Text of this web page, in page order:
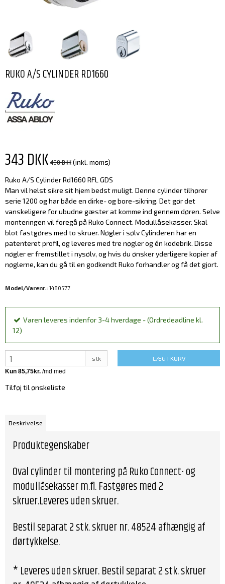
RUKO A/S CYLINDER RD1660
343 DKK490 DKK(inkl. moms)
Ruko A/S Cylinder Rd1660 RFL GDS
Man vil helst sikre sit hjem bedst muligt. Denne cylinder tilhører
serie 1200 og har både en dirke- og bore-sikring. Det gør det
vanskeligere for ubudne gæster at komme ind gennem døren. Selve
monteringen vil foregå på Ruko Connect. Modullåsekasser. Skal
blot fastgøres med to skruer. Nøgler i sølv Cylinderen har en
patenteret profil, og leveres med tre nøgler og én kodebrik. Disse
nøgler er fremstillet i nysølv, og hvis du ønsker yderligere kopier af
nøglerne, kan du gå til en godkendt Ruko forhandler og få det gjort.
Model/Varenr.: 1480577
Varen leveres indenfor 3-4 hverdage - (Ordredeadline kl.
12)
stk LÆG I KURV
Tilføj til ønskeliste
Beskrivelse
Produktegenskaber
Oval cylinder til montering på Ruko Connect- og
modullåsekasser m.fl. Fastgøres med 2
skruer.Leveres uden skruer.
Bestil separat 2 stk. skruer nr. 48524 afhængig af
dørtykkelse.
* Leveres uden skruer. Bestil separat 2 stk. skruer